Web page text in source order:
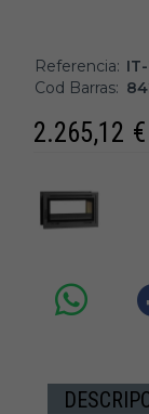
Referencia:
Cod Barras:
2.265,12 €